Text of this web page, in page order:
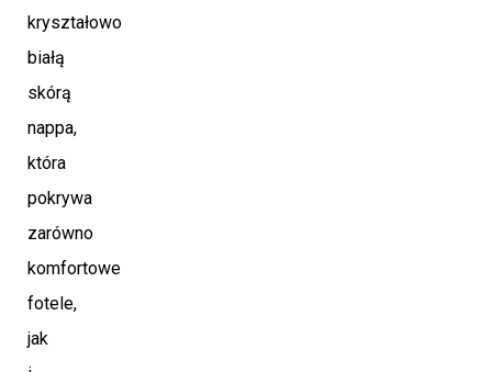
kryształowo
białą
skórą
nappa,
która
pokrywa
zarówno
komfortowe
fotele,
jak